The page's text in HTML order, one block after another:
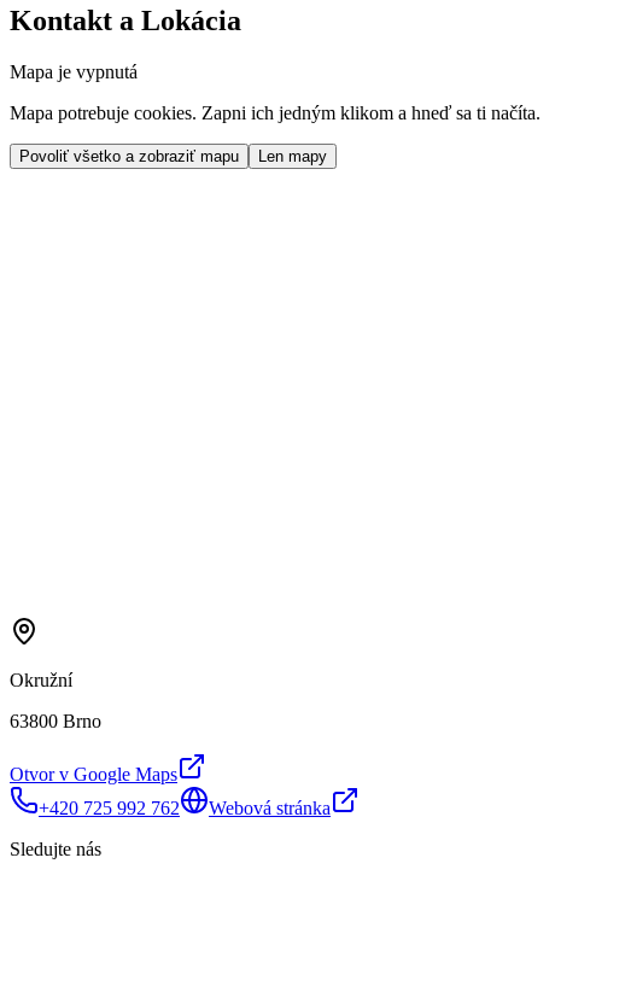
Kontakt a Lokácia
Mapa je vypnutá
Mapa potrebuje cookies. Zapni ich jedným klikom a hneď sa ti načíta.
Povoliť všetko a zobraziť mapu Len mapy
Okružní
63800 Brno
Otvor v Google Maps
+420 725 992 762
Webová stránka
Sledujte nás